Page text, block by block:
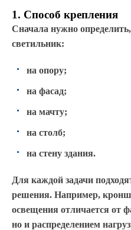
1. Способ крепления
Сначала нужно
светильник:
на опору;
на фасад;
на мачту;
на столб;
на стену здания.
Для каждой задачи
решения. Например,
освещения отличается от
но и распределением